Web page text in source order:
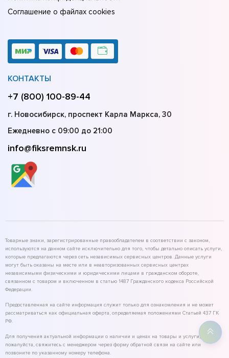
Соглашение о файлах cookies
КОНТАКТЫ
+7 (800) 100-89-44
г. Новосибирск, проспект Карла Маркса, 30
Ежедневно с 09:00 до 21:00
info@fiksremnsk.ru
Товарные знаки, зарегистрированные правообладателем в соответствии с законом,
используются на данном сайте исключительно для того, чтобы детально описать услуги,
которые предлагаются через сеть независимых сервисных центров. Данные услуги
могут быть оказаны на месте или в неавторизованных сервисных центрах
независимыми физическими и юридическими лицами в гражданском обороте,
связанном с товаром и включенном в статью 1487 Гражданского кодекса Российской
Федерации.
Предоставленная на сайте информация служит только для ознакомления и не может
рассматриваться как официальная оферта, определяемая положениями Статьей 437 ГК
РФ.
Для получения актуальной информации о наличии и ценах на товары и услуги,
пожалуйста, свяжитесь с менеджером через форму обратной связи на сайте или
позвоните по указанному номеру телефона.